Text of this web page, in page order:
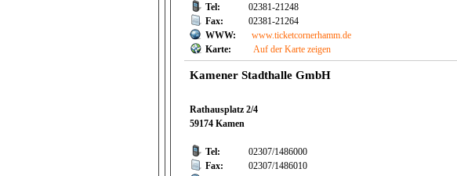
Tel:
02381-21248
Fax:
02381-21264
WWW:
www.ticketcornerhamm.de
Karte:
Auf der Karte zeigen
Kamener Stadthalle GmbH
Rathausplatz 2/4
59174 Kamen
Tel:
02307/1486000
Fax:
02307/1486010